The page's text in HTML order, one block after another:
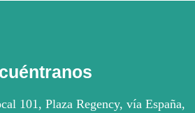
101, Plaza Regency, vía España,